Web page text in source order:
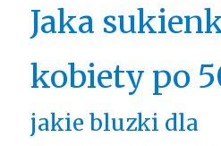
Jaka
kobiety po
jakie bluzki dla